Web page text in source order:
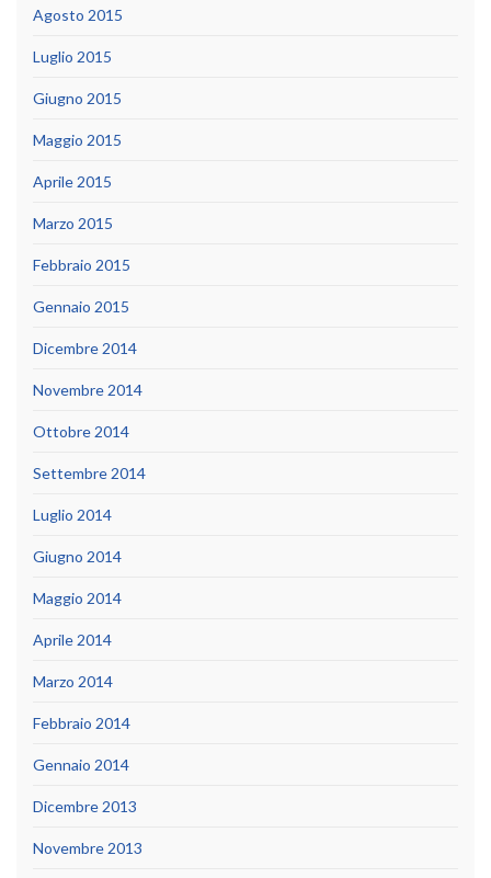
Agosto 2015
Luglio 2015
Giugno 2015
Maggio 2015
Aprile 2015
Marzo 2015
Febbraio 2015
Gennaio 2015
Dicembre 2014
Novembre 2014
Ottobre 2014
Settembre 2014
Luglio 2014
Giugno 2014
Maggio 2014
Aprile 2014
Marzo 2014
Febbraio 2014
Gennaio 2014
Dicembre 2013
Novembre 2013